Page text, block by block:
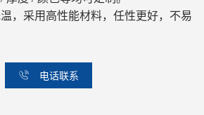
温，采用高性能材料，任性更好，不易
电话联系